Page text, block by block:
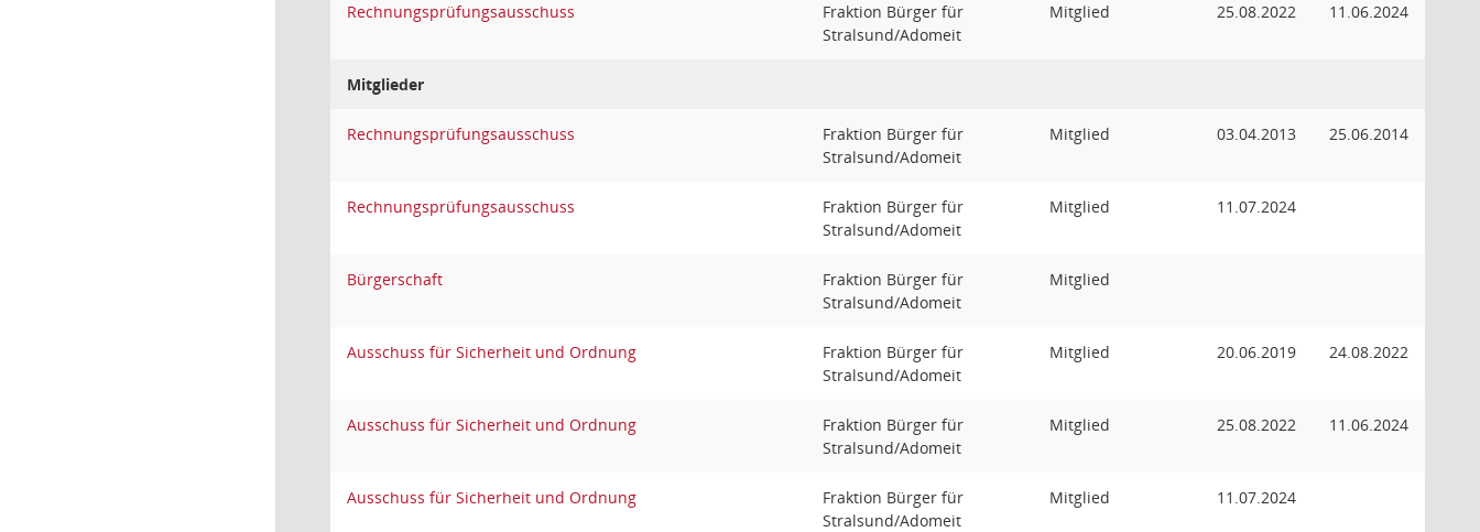
Rechnungsprüfungsausschuss
Fraktion Bürger für
Stralsund/Adomeit
Mitglied 25.08.2022 11.06.2024
Mitglieder
Rechnungsprüfungsausschuss
Fraktion Bürger für
Stralsund/Adomeit
Mitglied 03.04.2013 25.06.2014
Rechnungsprüfungsausschuss
Fraktion Bürger für
Stralsund/Adomeit
Mitglied 11.07.2024
Bürgerschaft
Fraktion Bürger für
Stralsund/Adomeit
Mitglied
Ausschuss für Sicherheit und Ordnung
Fraktion Bürger für
Stralsund/Adomeit
Mitglied 20.06.2019 24.08.2022
Ausschuss für Sicherheit und Ordnung
Fraktion Bürger für
Stralsund/Adomeit
Mitglied 25.08.2022 11.06.2024
Ausschuss für Sicherheit und Ordnung
Fraktion Bürger für
Stralsund/Adomeit
Mitglied 11.07.2024